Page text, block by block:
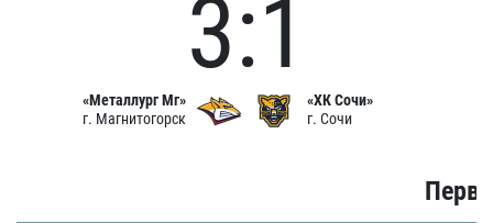
«Металлург Мг»
г. Магнитогорск
3:1
«ХК Сочи»
г. Сочи